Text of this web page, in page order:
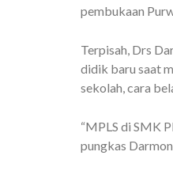
pembukaan
Terpisah, Drs
didik baru saat
sekolah, cara
“MPLS di SMK
pungkas